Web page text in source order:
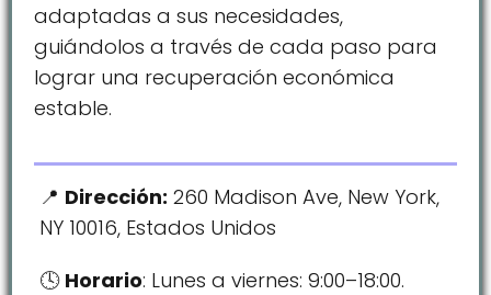
adaptadas a sus necesidades,
guiándolos a través de cada paso para
lograr una recuperación económica
estable.
Dirección: 260 Madison Ave, New York,
NY 10016, Estados Unidos
Horario: Lunes a viernes: 9:00–18:00.